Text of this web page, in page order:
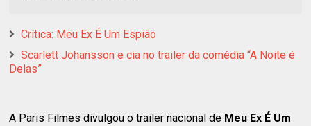
Crítica: Meu Ex É Um Espião
Scarlett Johansson e cia no trailer da comédia “A Noite é
Delas”
A Paris Filmes divulgou o trailer nacional de Meu Ex É Um